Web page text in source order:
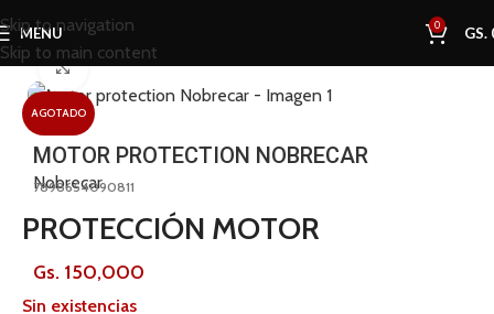
Skip to navigation
Skip to main content
MENU 0 GS.
Inicio Tienda Revisar
AGOTADO
Click to enlarge
MOTOR PROTECTION NOBRECAR
Nobrecar
7898654090811
PROTECCIÓN MOTOR
Gs. 150,000
Sin existencias